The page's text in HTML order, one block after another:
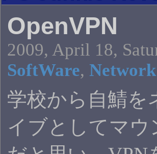
OpenVPN
2009, April 18,
SoftWare, Network
学校から自鯖を
イブとしてマ